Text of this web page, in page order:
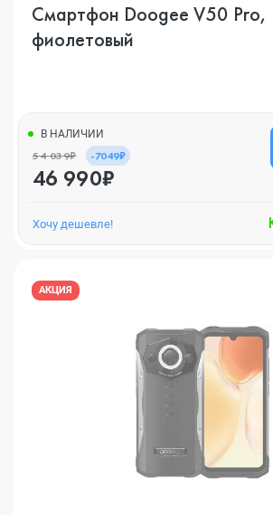
Смартфон Doogee V50
фиолетовый
В НАЛИЧИИ
54 039₽ -7049₽
46 990₽
Хочу дешевле!
АКЦИЯ